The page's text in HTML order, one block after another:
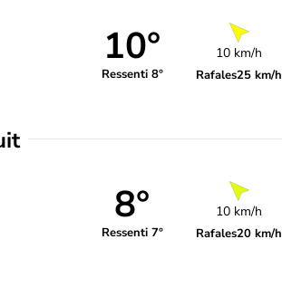
10°
Ressenti 8°
10 km/h
Rafales25 km/h
8°
Ressenti 7°
10 km/h
Rafales20 km/h